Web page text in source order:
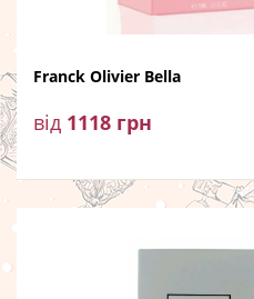
Franck Olivier Bella
від 1118 грн